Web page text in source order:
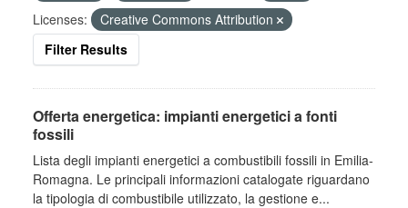
Licenses:
Creative Commons Attribution
Filter Results
Offerta energetica: impianti energetici a fonti
fossili
Lista degli impianti energetici a combustibili fossili in Emilia-
Romagna. Le principali informazioni catalogate riguardano
la tipologia di combustibile utilizzato, la gestione e...